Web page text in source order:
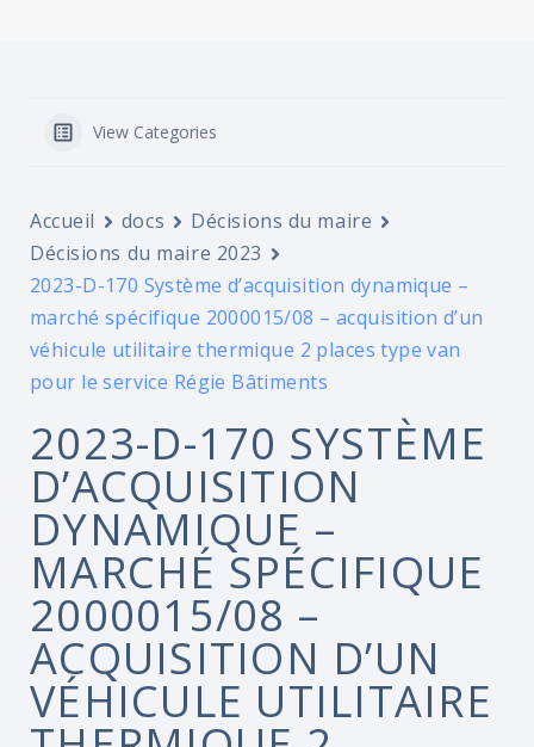
View Categories
Accueil docs
Décisions du maire
Décisions du maire 2023
2023-D-170 Système d’acquisition dynamique –
marché spécifique 2000015/08 – acquisition d’un
véhicule utilitaire thermique 2 places type van
pour le service Régie Bâtiments
2023-D-170 SYSTÈME
D’ACQUISITION
DYNAMIQUE –
MARCHÉ SPÉCIFIQUE
2000015/08 –
ACQUISITION D’UN
VÉHICULE UTILITAIRE